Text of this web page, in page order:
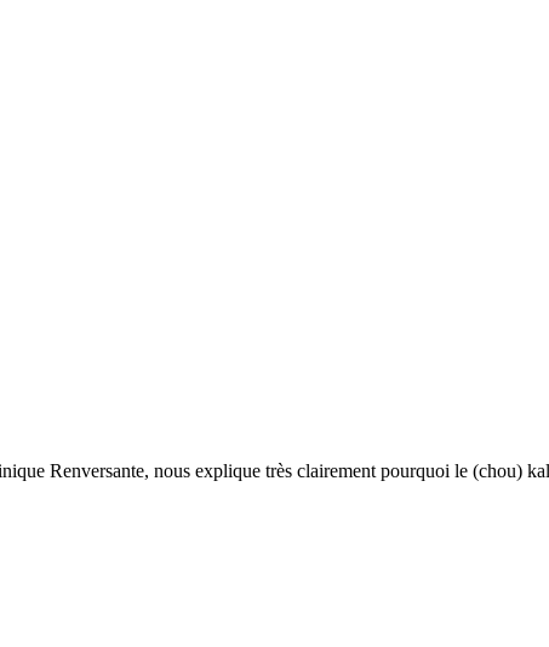
Renversante, nous explique très clairement pourquoi le (chou)